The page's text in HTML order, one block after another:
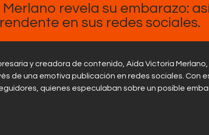
revela su embarazo:
en sus redes sociales.
y creadora de contenido, Aida Victoria
de una emotiva publicación en redes sociales. Con
quienes especulaban sobre un posible